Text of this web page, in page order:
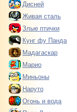
Дисней
Живая сталь
Злые птички
Кунг фу Панда
Мадагаскар
Марио
Миньоны
Наруто
Огонь и вода